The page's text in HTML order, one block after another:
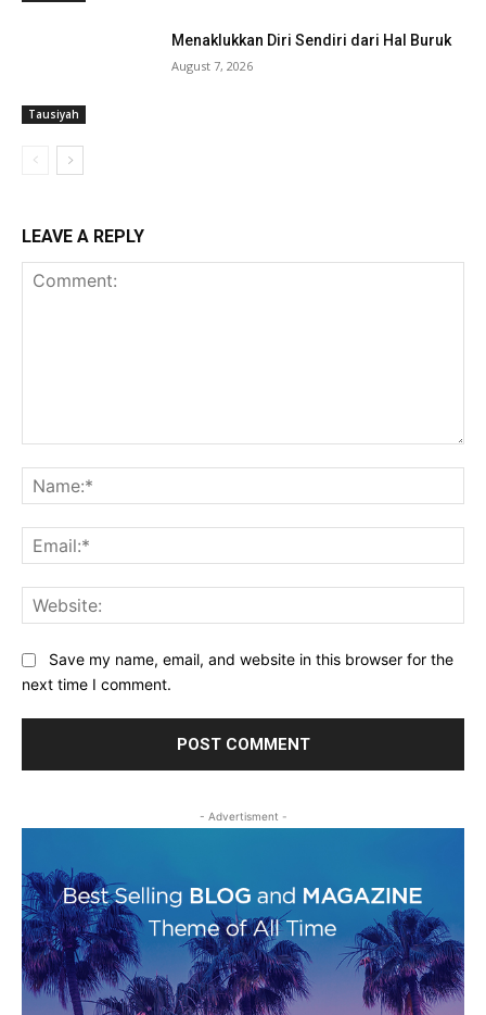
Tausiyah
Menaklukkan Diri Sendiri dari Hal Buruk
August 7, 2026
LEAVE A REPLY
Save my name, email, and website in this browser for the
next time I comment.
- Advertisment -